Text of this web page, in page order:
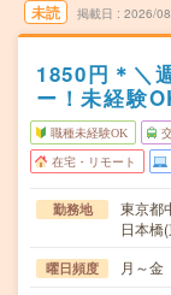
未読 掲載日 2026/
1850円＊＼
ー！未経験
職種未経験OK
在宅・リモート
勤務地
東京都
日本橋
曜日頻度 月～